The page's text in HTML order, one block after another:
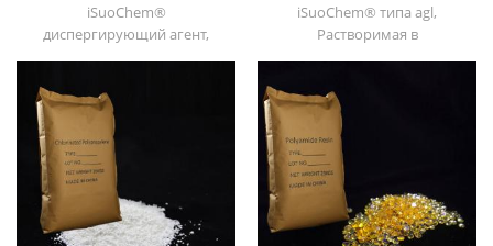
iSuoChem®
диспергирующий агент,
основном подходит для
рассеивания технический
углерод и синие и зеленые
чернила в полярных
растворителях и чернилах;
краски вместе с
гипердисперсантами.
iSuoChem® типа agl,
Растворимая в
растворителе
хлорированным
полипропиленом усилитель
адгезии для
полиолефиновых
субстратов. имеет отличную
адгезию к пп, pe, epdm &; ;